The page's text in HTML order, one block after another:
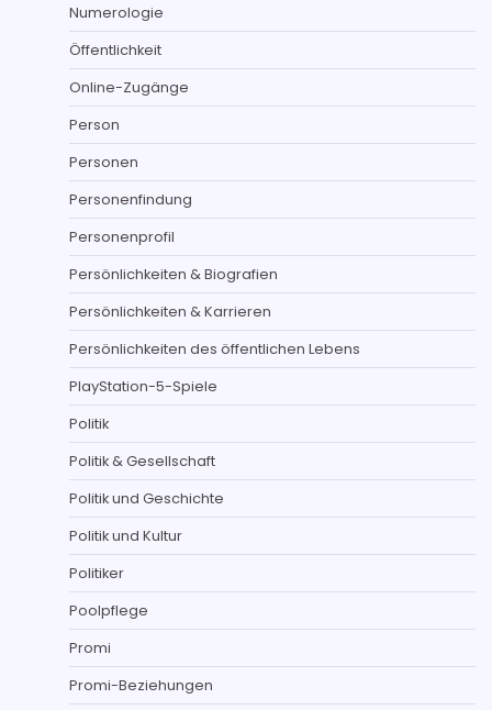
Numerologie
Öffentlichkeit
Online-Zugänge
Person
Personen
Personenfindung
Personenprofil
Persönlichkeiten & Biografien
Persönlichkeiten & Karrieren
Persönlichkeiten des öffentlichen Lebens
PlayStation-5-Spiele
Politik
Politik & Gesellschaft
Politik und Geschichte
Politik und Kultur
Politiker
Poolpflege
Promi
Promi-Beziehungen